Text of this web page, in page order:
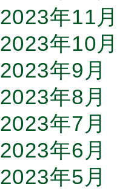
2023年11月
2023年10月
2023年9月
2023年8月
2023年7月
2023年6月
2023年5月